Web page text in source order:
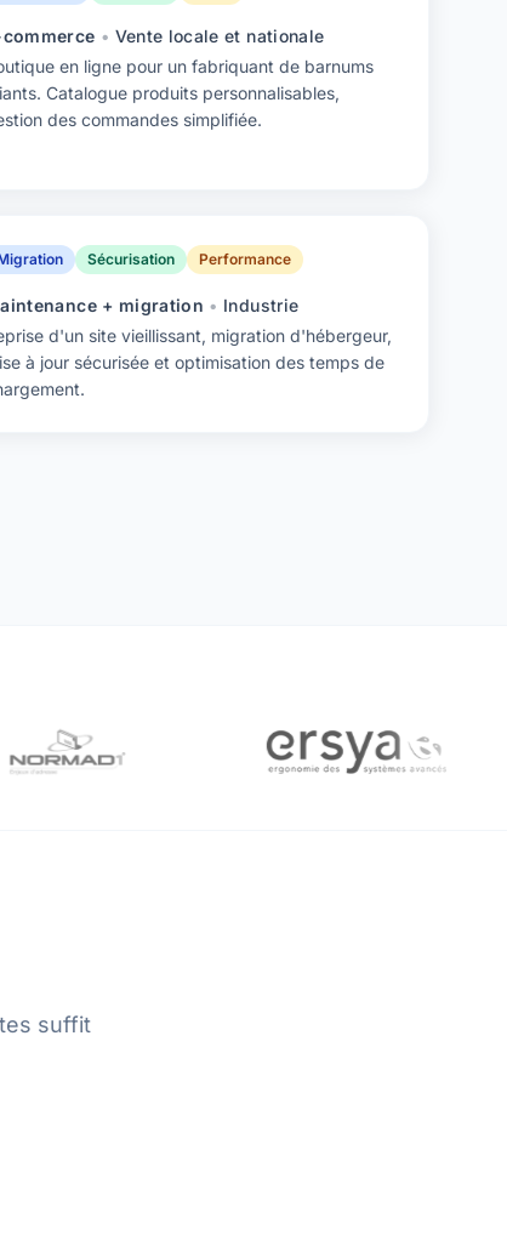
commerce • Vente locale et nationale
en ligne pour un fabriquant de barnums
Catalogue produits personnalisables,
des commandes simplifiée.
Sécurisation Performance
+ migration • Industrie
d'un site vieillissant, migration d'hébergeur,
à jour sécurisée et optimisation des temps de
suffit